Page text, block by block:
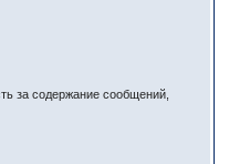
за содержание сообщений,